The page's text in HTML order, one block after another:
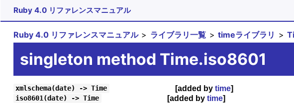
Ruby 4.0 リファレンスマニュアル
Ruby 4.0 リファレンスマニュアル ライブラリ一覧 timeライブラリ
singleton method Time.iso8601
xmlschema(date) -> Time [added by time]
iso8601(date) -> Time [added by time]